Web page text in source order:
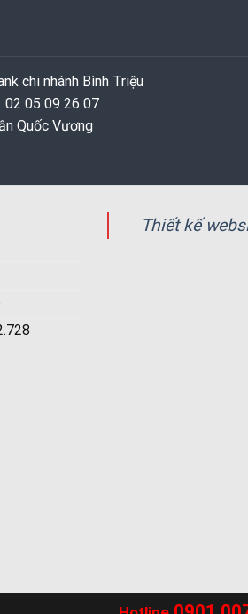
chi nhánh Bình Triệu
02 05 09 26 07
Quốc Vương
Thiết kế